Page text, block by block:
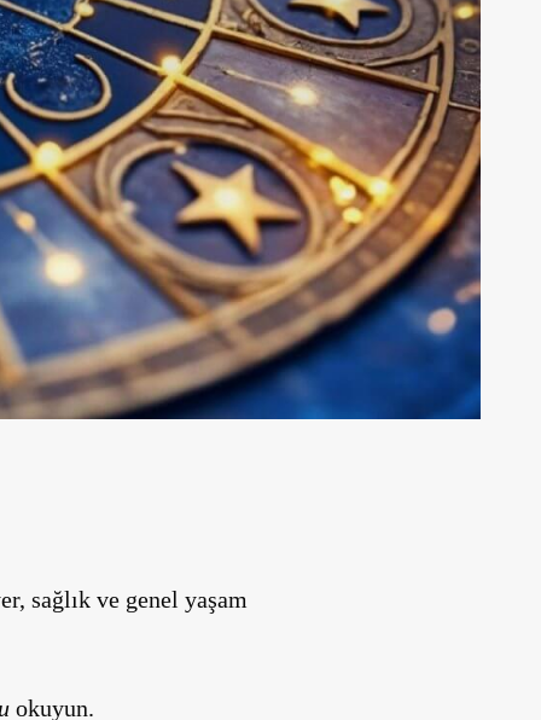
sağlık ve genel yaşam
okuyun.